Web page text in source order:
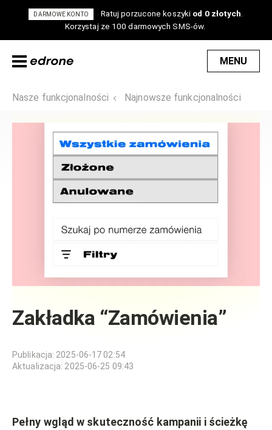
DARMOWE KONTO Ratuj porzucone koszyki od 0 złotych
Korzystaj ze 100 darmowych SMS-ów.
MENU
Nasze funkcjonalności Najnowsze funkcjonalności
Zakładka “Zamówienia”
Publikacja: 2025-06-17 02:54
Aktualizacja: 2025-06-25 09:43
Pełny wgląd w skuteczność kampanii i ścieżkę